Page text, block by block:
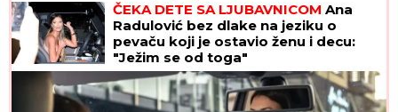
ČEKA DETE SA LJUBAVNICOM Ana
Radulović bez dlake na jeziku o
pevaču koji je ostavio ženu i decu:
"Ježim se od toga"